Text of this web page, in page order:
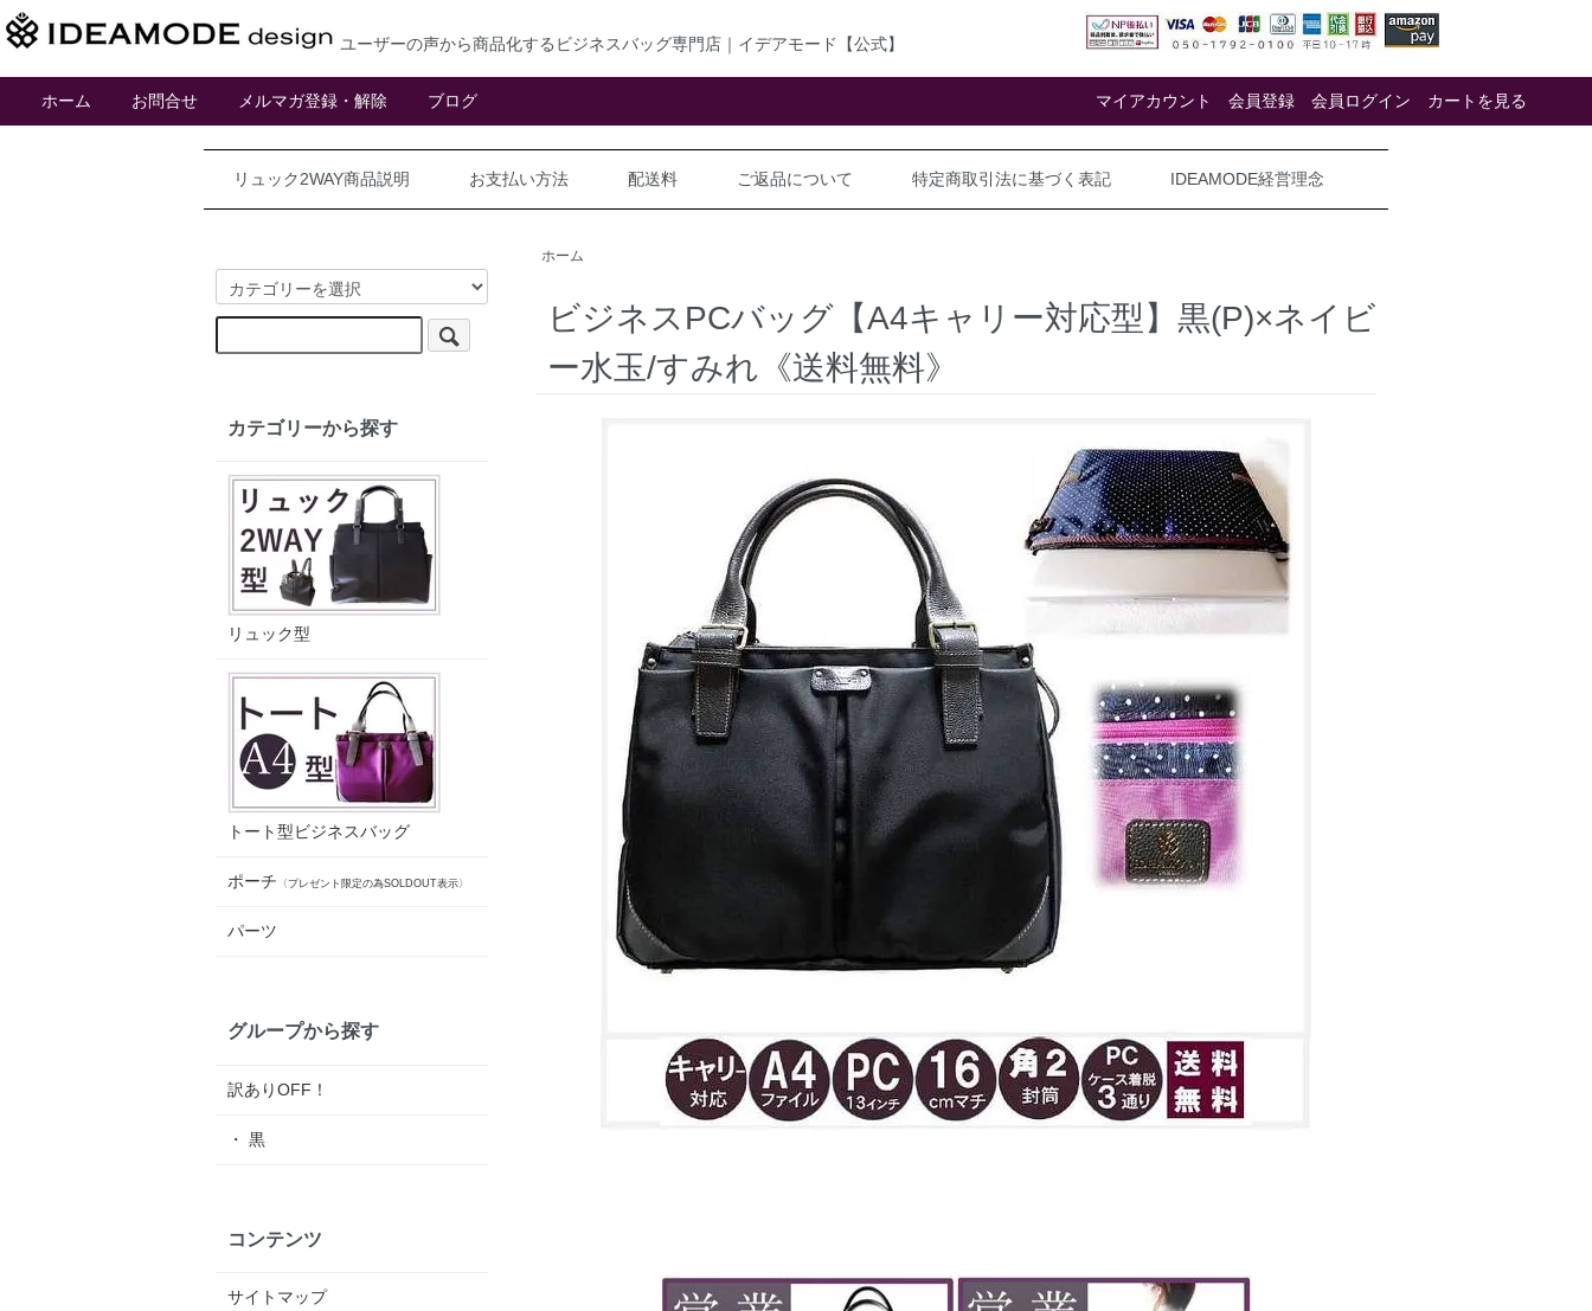
ユーザーの声から商品化するビジネスバッグ専門店｜イデアモード【公式】
ホーム お問合せ メルマガ登録・解除 ブログ マイアカウント 会員登録 会員ログイン カートを見る
リュック2WAY商品説明 お支払い方法 配送料 ご返品について 特定商取引法に基づく表記 IDEAMODE経営理念
ホーム
ビジネスPCバッグ【A4キャリー対応型】黒(P)×ネイビ
ー水玉/すみれ《送料無料》
カテゴリーから探す
リュック型
トート型ビジネスバッグ
ポーチ 〈プレゼント限定の為SOLDOUT表示〉
パーツ
グループから探す
訳ありOFF！
・ 黒
コンテンツ
サイトマップ